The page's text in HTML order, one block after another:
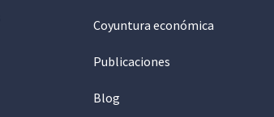
Coyuntura económica
Publicaciones
Blog